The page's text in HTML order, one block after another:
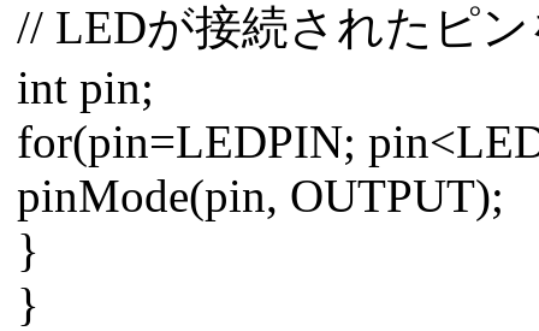
// LEDが接続されたピ
int pin;
for(pin=LEDPIN;
pinMode(pin, OUTPUT);
}
}